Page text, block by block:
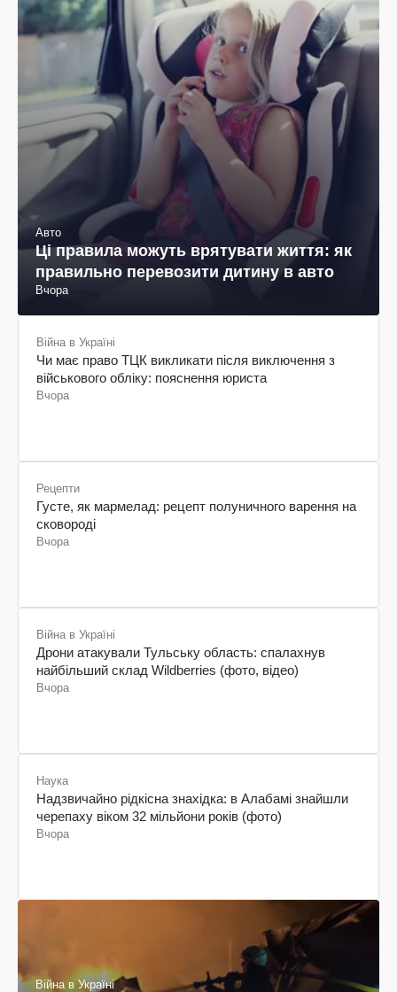
Авто
Ці правила можуть врятувати життя: як
правильно перевозити дитину в авто
Вчора
Війна в Україні
Чи має право ТЦК викликати після виключення з
військового обліку: пояснення юриста
Вчора
Рецепти
Густе, як мармелад: рецепт полуничного варення на
сковороді
Вчора
Війна в Україні
Дрони атакували Тульську область: спалахнув
найбільший склад Wildberries (фото, відео)
Вчора
Наука
Надзвичайно рідкісна знахідка: в Алабамі знайшли
черепаху віком 32 мільйони років (фото)
Вчора
Війна в Україні